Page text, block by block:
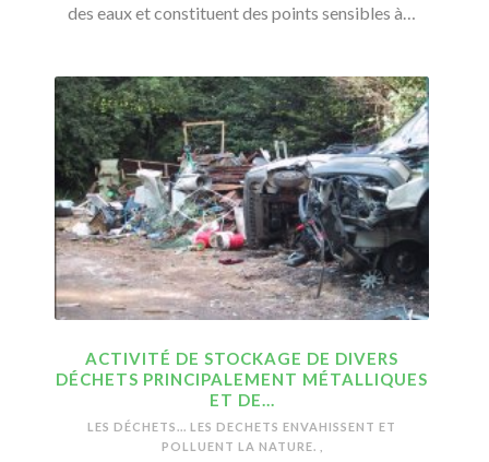
des eaux et constituent des points sensibles à…
ACTIVITÉ DE STOCKAGE DE DIVERS
DÉCHETS PRINCIPALEMENT MÉTALLIQUES
ET DE…
LES DÉCHETS... LES DECHETS ENVAHISSENT ET
POLLUENT LA NATURE.